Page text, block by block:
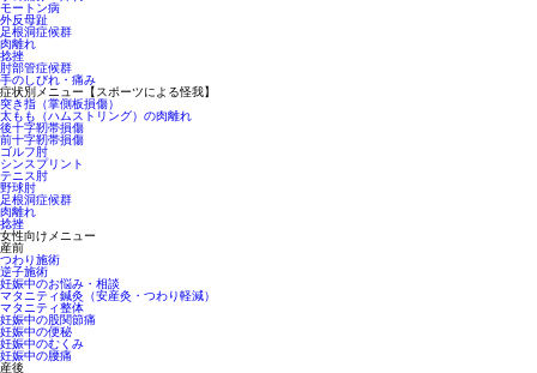
モートン病
外反母趾
足根洞症候群
肉離れ
捻挫
肘部管症候群
手のしびれ・痛み
症状別メニュー【スポーツによる怪我】
突き指（掌側板損傷）
太もも（ハムストリング）の肉離れ
後十字靭帯損傷
前十字靭帯損傷
ゴルフ肘
シンスプリント
テニス肘
野球肘
足根洞症候群
肉離れ
捻挫
女性向けメニュー
産前
つわり施術
逆子施術
妊娠中のお悩み・相談
マタニティ鍼灸（安産灸・つわり軽減）
マタニティ整体
妊娠中の股関節痛
妊娠中の便秘
妊娠中のむくみ
妊娠中の腰痛
産後